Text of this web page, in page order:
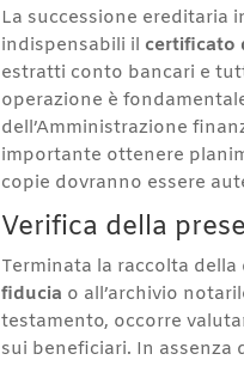
La successione ereditaria
indispensabili il certificato
estratti conto bancari e
operazione è
dell’Amministrazione
importante ottenere
copie dovranno essere
Verifica della
Terminata la raccolta
fiducia o all’archivio
testamento, occorre
sui beneficiari. In assenza